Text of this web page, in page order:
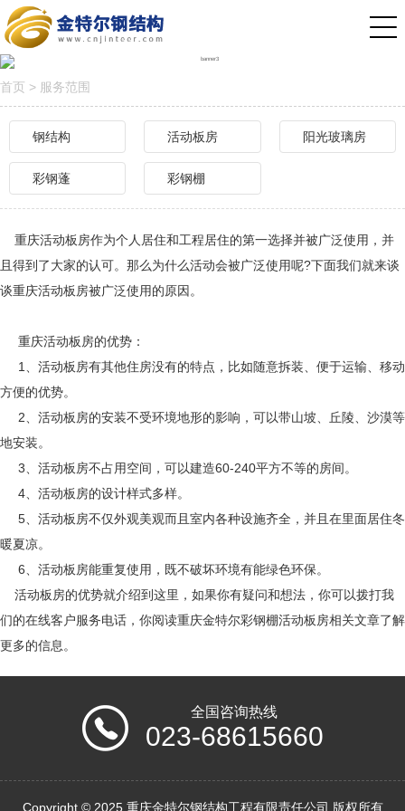
首页 > 服务范围
钢结构 活动板房 阳光玻璃房
彩钢蓬 彩钢棚
重庆活动板房作为个人居住和工程居住的第一选择并被广泛使用，并
且得到了大家的认可。那么为什么活动会被广泛使用呢?下面我们就来谈
谈重庆活动板房被广泛使用的原因。
重庆活动板房的优势：
1、活动板房有其他住房没有的特点，比如随意拆装、便于运输、移动
方便的优势。
2、活动板房的安装不受环境地形的影响，可以带山坡、丘陵、沙漠等
地安装。
3、活动板房不占用空间，可以建造60-240平方不等的房间。
4、活动板房的设计样式多样。
5、活动板房不仅外观美观而且室内各种设施齐全，并且在里面居住冬
暖夏凉。
6、活动板房能重复使用，既不破坏环境有能绿色环保。
活动板房的优势就介绍到这里，如果你有疑问和想法，你可以拨打我
们的在线客户服务电话，你阅读重庆金特尔彩钢棚活动板房相关文章了解
更多的信息。
全国咨询热线
023-68615660
Copyright © 2025 重庆金特尔钢结构工程有限责任公司 版权所有